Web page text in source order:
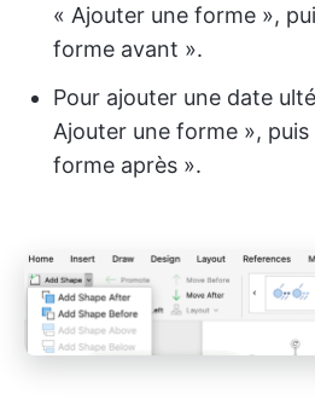
« Ajouter une forme »,
forme avant ».
Pour ajouter une date
Ajouter une forme »,
forme après ».